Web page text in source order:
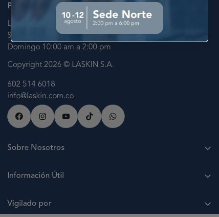
Permítenos Atenderte
Lunes a Viernes 7:30 am a 6:00 pm
Sabado 9:00 am a 12:00 pm
Domingo 10:00 am a 2:00 pm
Copyright 2026 © LASKIN S.A.
602 514 6018
info@laskin.com.co
Sobre Nosotros
Nuestras sedes
Información Útil
Vigilado por